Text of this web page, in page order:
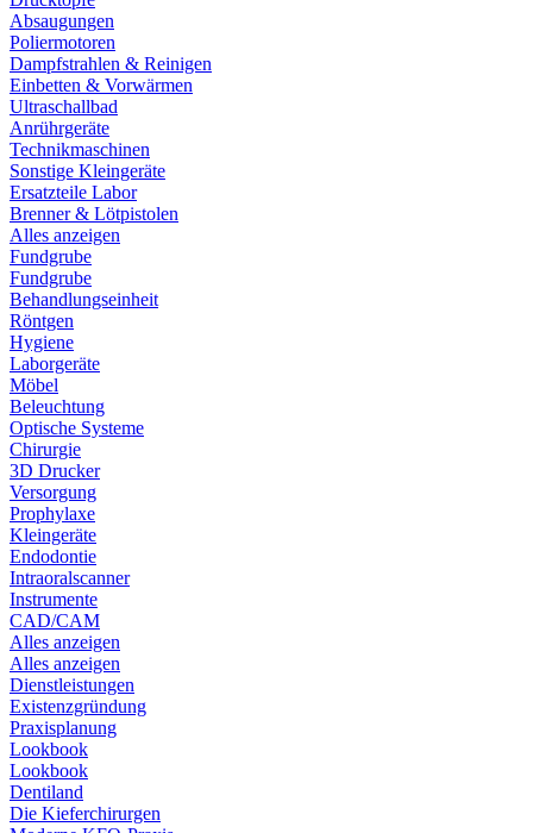
Absaugungen
Poliermotoren
Dampfstrahlen & Reinigen
Einbetten & Vorwärmen
Ultraschallbad
Anrührgeräte
Technikmaschinen
Sonstige Kleingeräte
Ersatzteile Labor
Brenner & Lötpistolen
Alles anzeigen
Fundgrube
Fundgrube
Behandlungseinheit
Röntgen
Hygiene
Laborgeräte
Möbel
Beleuchtung
Optische Systeme
Chirurgie
3D Drucker
Versorgung
Prophylaxe
Kleingeräte
Endodontie
Intraoralscanner
Instrumente
CAD/CAM
Alles anzeigen
Alles anzeigen
Dienstleistungen
Existenzgründung
Praxisplanung
Lookbook
Lookbook
Dentiland
Die Kieferchirurgen